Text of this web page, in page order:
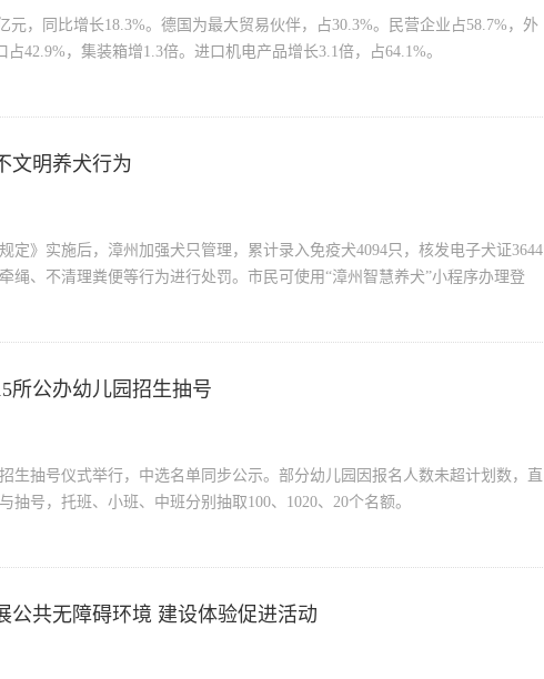
元，同比增长18.3%。德国为最大贸易伙伴，占30.3%。民营企业占58.7%，外
42.9%，集装箱增1.3倍。进口机电产品增长3.1倍，占64.1%。
文明养犬行为
定》实施后，漳州加强犬只管理，累计录入免疫犬4094只，核发电子犬证3644
绳、不清理粪便等行为进行处罚。市民可使用“漳州智慧养犬”小程序办理登
所公办幼儿园招生抽号
生抽号仪式举行，中选名单同步公示。部分幼儿园因报名人数未超计划数，直
抽号，托班、小班、中班分别抽取100、1020、20个名额。
公共无障碍环境 建设体验促进活动